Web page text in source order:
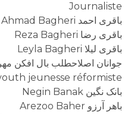
Journaliste
باقری احمد Ahmad Bagheri
باقری رضا Reza Bagheri
باقری لیلا Leyla Bagheri
jeunesse réformiste
بانک نگین Negin Banak
باهر آرزو Arezoo Baher